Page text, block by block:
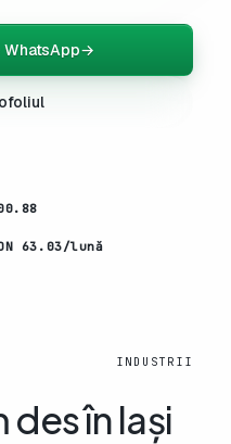
→
63.03/lună
INDUSTRII
în Iași